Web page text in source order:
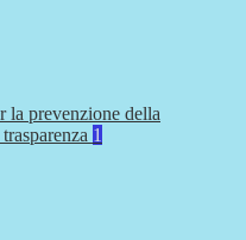
la prevenzione della
1